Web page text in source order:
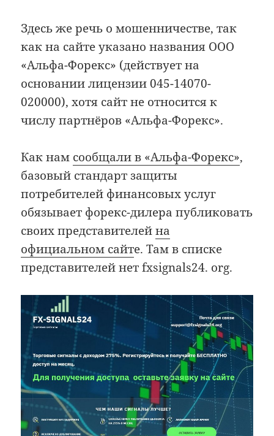
Здесь же речь о мошенничестве, так
как на сайте указано названия ООО
«Альфа-Форекс» (действует на
основании лицензии 045-14070-
020000), хотя сайт не относится к
числу партнёров «Альфа-Форекс».
Как нам сообщали в «Альфа-Форекс»,
базовый стандарт защиты
потребителей финансовых услуг
обязывает форекс-дилера публиковать
своих представителейна
официальном сайте. Там в списке
представителей нет fxsignals24. org.